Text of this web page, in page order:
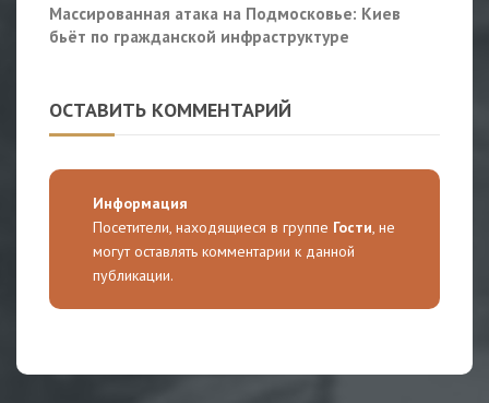
Массированная атака на Подмосковье: Киев
бьёт по гражданской инфраструктуре
ОСТАВИТЬ КОММЕНТАРИЙ
Информация
Посетители, находящиеся в группе Гости, не
могут оставлять комментарии к данной
публикации.